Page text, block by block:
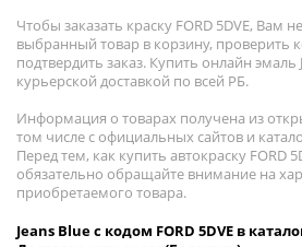
Чтобы заказать краску FORD 5DVE, Вам
выбранный товар в корзину, проверить
подтвердить заказ. Купить онлайн эмаль
курьерской доставкой по всей РБ.
Информация о товарах получена из
том числе с официальных сайтов и
Перед тем, как купить автокраску FORD
обязательно обращайте внимание на
приобретаемого товара.
Jeans Blue с кодом FORD 5DVE в